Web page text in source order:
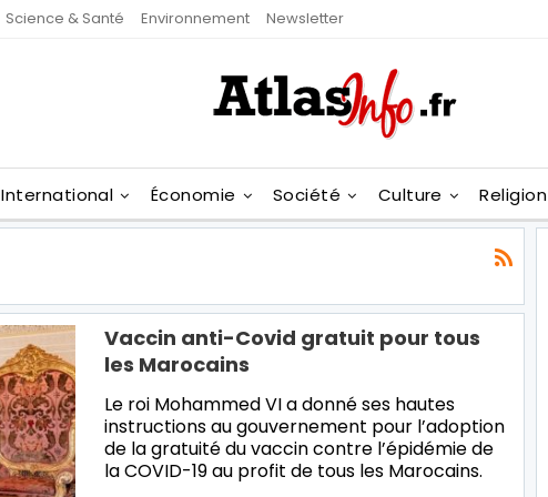
Science & Santé Environnement Newsletter
International Économie Société Culture Religion
Vaccin anti-Covid gratuit pour tous
les Marocains
Le roi Mohammed VI a donné ses hautes
instructions au gouvernement pour l’adoption
de la gratuité du vaccin contre l’épidémie de
la COVID-19 au profit de tous les Marocains.